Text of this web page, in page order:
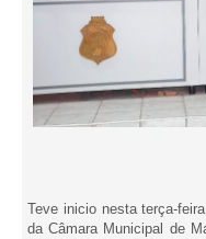
Teve inicio nesta terça-
da Câmara Municipal de